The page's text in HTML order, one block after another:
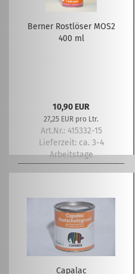
Berner Rostlöser MOS2
400 ml
10,90 EUR
27,25 EUR pro Ltr.
Art.Nr.: 415332-15
Lieferzeit: ca. 3-4
Arbeitstage
Capalac